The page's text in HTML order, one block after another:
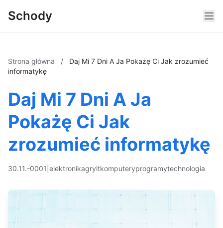
Schody
Strona główna /
Daj Mi 7 Dni A Ja Pokażę Ci Jak zrozumieć
informatykę
Daj Mi 7 Dni A Ja
Pokażę Ci Jak
zrozumieć informatykę
30.11.-0001 elektronikagryitkomputeryprogramytechnologia